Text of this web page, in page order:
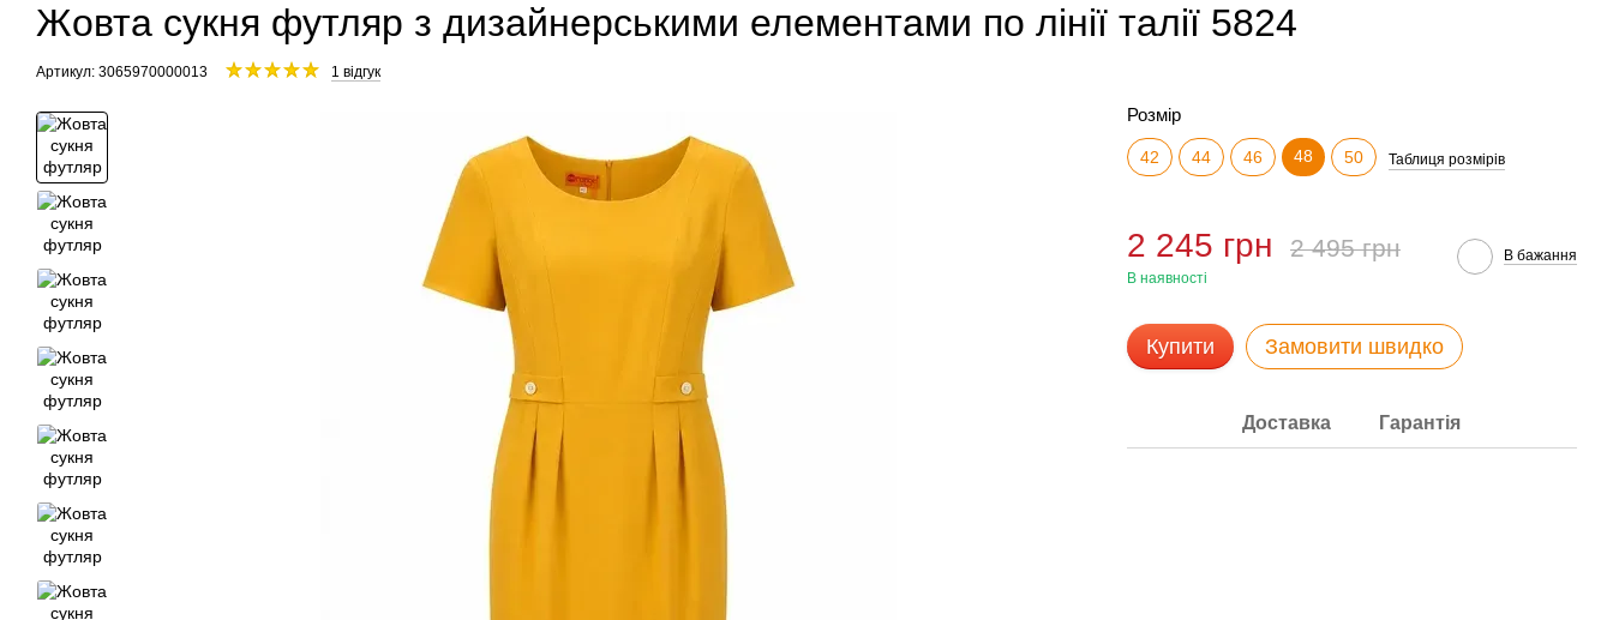
Жовта сукня футляр з дизайнерськими елементами по лінії талії 5824
Артикул: 3065970000013 1 відгук
Розмір
42 44 46 48 50 Таблиця розмірів
2 245 грн 2 495 грн
В наявності
В бажання
Купити Замовити швидко
Доставка Гарантія